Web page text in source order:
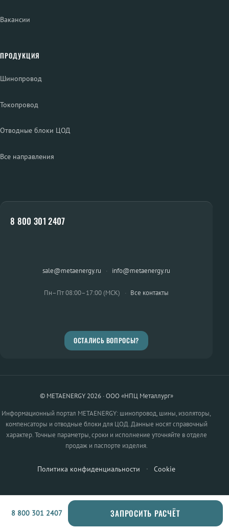
Вакансии
ПРОДУКЦИЯ
Шинопровод
Токопровод
Отводные блоки ЦОД
Все направления
8 800 301 2407
sale@metaenergy.ru · info@metaenergy.ru
Пн–Пт 08:00–17:00 (МСК) · Все контакты
ОСТАЛИСЬ ВОПРОСЫ?
© METAENERGY 2026 · ООО «НПЦ Металлург»
Информационный портал METAENERGY: шинопровод, шины, изоляторы,
компенсаторы и отводные блоки для ЦОД. Данные носят справочный
характер. Точные параметры, сроки и исполнение уточняйте в отделе
продаж и паспорте изделия.
Политика конфиденциальности · Cookie
8 800 301 2407 ЗАПРОСИТЬ РАСЧЁТ